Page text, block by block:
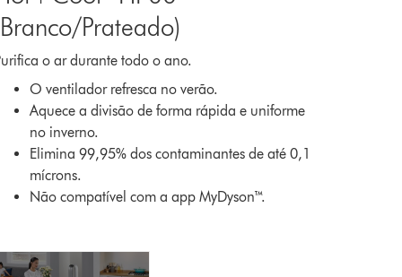
Prateado)
o ar durante todo o ano.
O ventilador refresca no verão.
Aquece a divisão de forma rápida e uniforme
no inverno.
Elimina 99,95% dos contaminantes de até 0,1
mícrons.
Não compatível com a app MyDyson™.